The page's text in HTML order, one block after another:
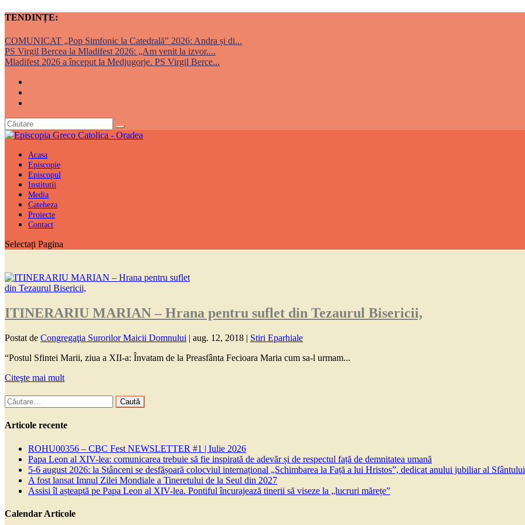
TENDINȚE:
COMUNICAT „Pop Simfonic la Catedrală” 2026: Andra și di...
PS Virgil Bercea la Mladifest 2026: „Am venit la izvor....
Mladifest 2026 a început la Medjugorje. PS Virgil Berce...
Acasa
Episcopie
Episcopul
Institutii
Media
Cateheza
Proiecte
Contact
Selectați Pagina
ITINERARIU MARIAN – Hrana pentru suflet din Tezaurul Bisericii,
Postat de Congregaţia Surorilor Maicii Domnului | aug. 12, 2018 | Stiri Eparhiale
“Postul Sfintei Marii, ziua a XII-a: Învatam de la Preasfânta Fecioara Maria cum sa-l urmam...
Citeşte mai mult
Caută
după:
Articole recente
ROHU00356 – CBC Fest NEWSLETTER #1 | Iulie 2026
Papa Leon al XIV-lea: comunicarea trebuie să fie inspirată de adevăr și de respectul față de demnitatea umană
5-6 august 2026: la Stânceni se desfășoară colocviul internațional „Schimbarea la Față a lui Hristos”, dedicat anului jubiliar al
A fost lansat Imnul Zilei Mondiale a Tineretului de la Seul din 2027
Assisi îl așteaptă pe Papa Leon al XIV-lea. Pontiful încurajează tinerii să viseze la „lucruri mărețe”
Calendar Articole